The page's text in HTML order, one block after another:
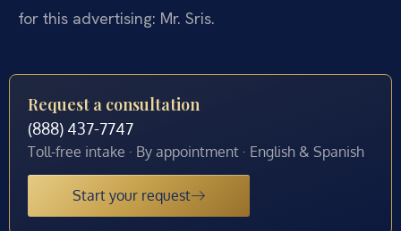
for this advertising: Mr. Sris.
Request a consultation
(888) 437-7747
Toll-free intake · By appointment · English & Spanish
Start your request